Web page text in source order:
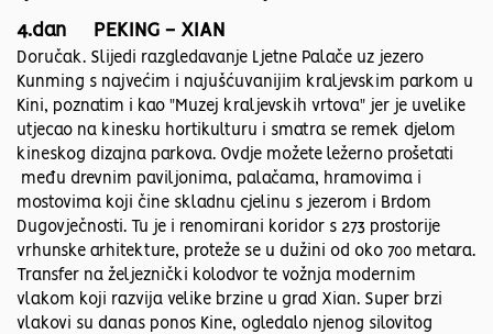
4.dan PEKING - XIAN
Doručak. Slijedi razgledavanje Ljetne Palače uz jezero
Kunming s najvećim i najušćuvanijim kraljevskim parkom u
Kini, poznatim i kao "Muzej kraljevskih vrtova" jer je uvelike
utjecao na kinesku hortikulturu i smatra se remek djelom
kineskog dizajna parkova. Ovdje možete ležerno prošetati
među drevnim paviljonima, palačama, hramovima i
mostovima koji čine skladnu cjelinu s jezerom i Brdom
Dugovječnosti. Tu je i renomirani koridor s 273 prostorije
vrhunske arhitekture, proteže se u dužini od oko 700 metara.
Transfer na željeznički kolodvor te vožnja modernim
vlakom koji razvija velike brzine u grad Xian. Super brzi
vlakovi su danas ponos Kine, ogledalo njenog silovitog